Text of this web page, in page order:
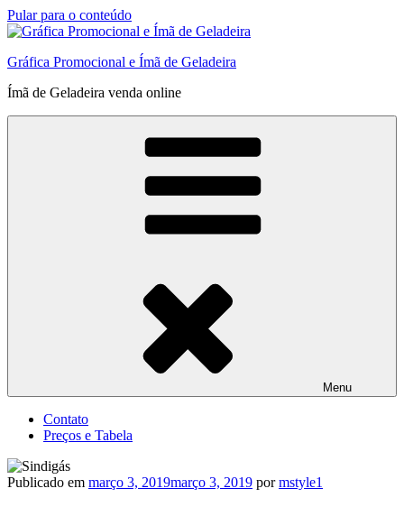
Pular para o conteúdo
Gráfica Promocional e Ímã de Geladeira
Ímã de Geladeira venda online
Menu
Contato
Preços e Tabela
Publicado em março 3, 2019março 3, 2019 pormstyle1